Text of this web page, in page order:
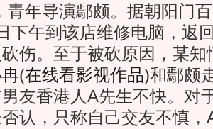
青年导演鄢颇。据朝阳门
下午到该店维修电脑，返
伤。至于被砍原因，某知
(在线看影视作品)和鄢颇
友香港人A先生不快。对
认，只称自己交友不慎，